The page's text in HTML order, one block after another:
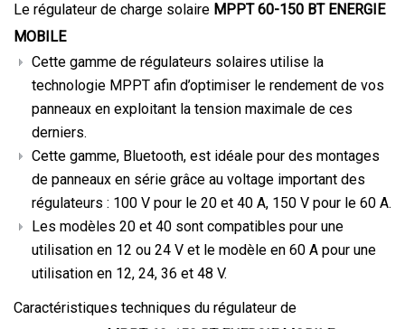
Le régulateur de charge solaire MPPT 60-150 BT ENERGIE
MOBILE
Cette gamme de régulateurs solaires utilise la
technologie MPPT afin d’optimiser le rendement de vos
panneaux en exploitant la tension maximale de ces
derniers.
Cette gamme, Bluetooth, est idéale pour des montages
de panneaux en série grâce au voltage important des
régulateurs : 100 V pour le 20 et 40 A, 150 V pour le 60 A.
Les modèles 20 et 40 sont compatibles pour une
utilisation en 12 ou 24 V et le modèle en 60 A pour une
utilisation en 12, 24, 36 et 48 V.
Caractéristiques techniques du régulateur de